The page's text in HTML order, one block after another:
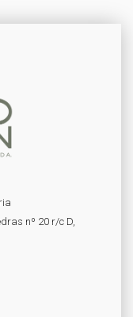
nº 20 r/c D,